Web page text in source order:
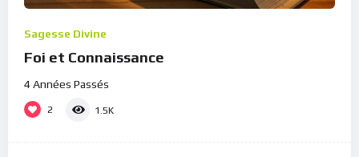
Sagesse Divine
Foi et Connaissance
4 Années Passés
2 1.5K